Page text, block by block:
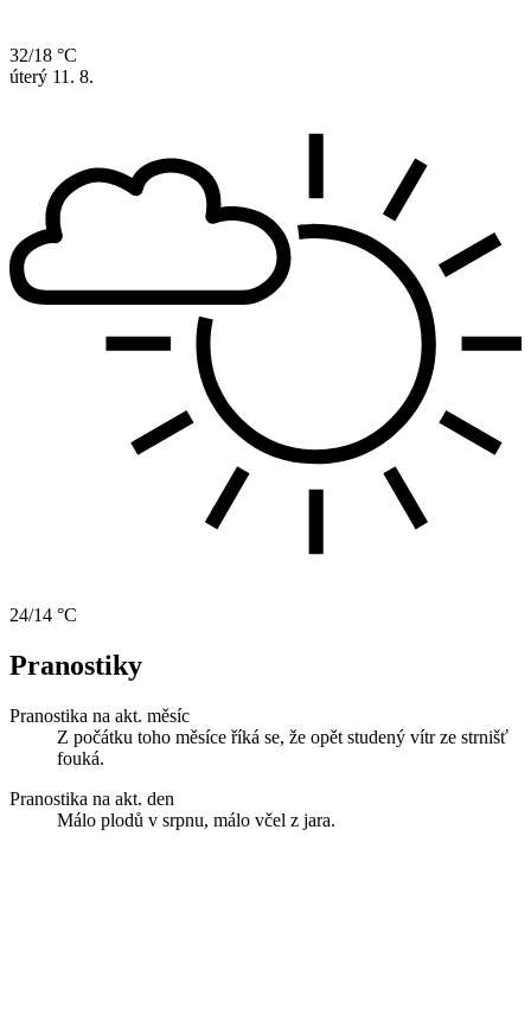
32/18 °C
úterý 11. 8.
24/14 °C
Pranostiky
Pranostika na akt. měsíc
Z počátku toho měsíce říká se, že opět studený vítr ze strnišť
fouká.
Pranostika na akt. den
Málo plodů v srpnu, málo včel z jara.